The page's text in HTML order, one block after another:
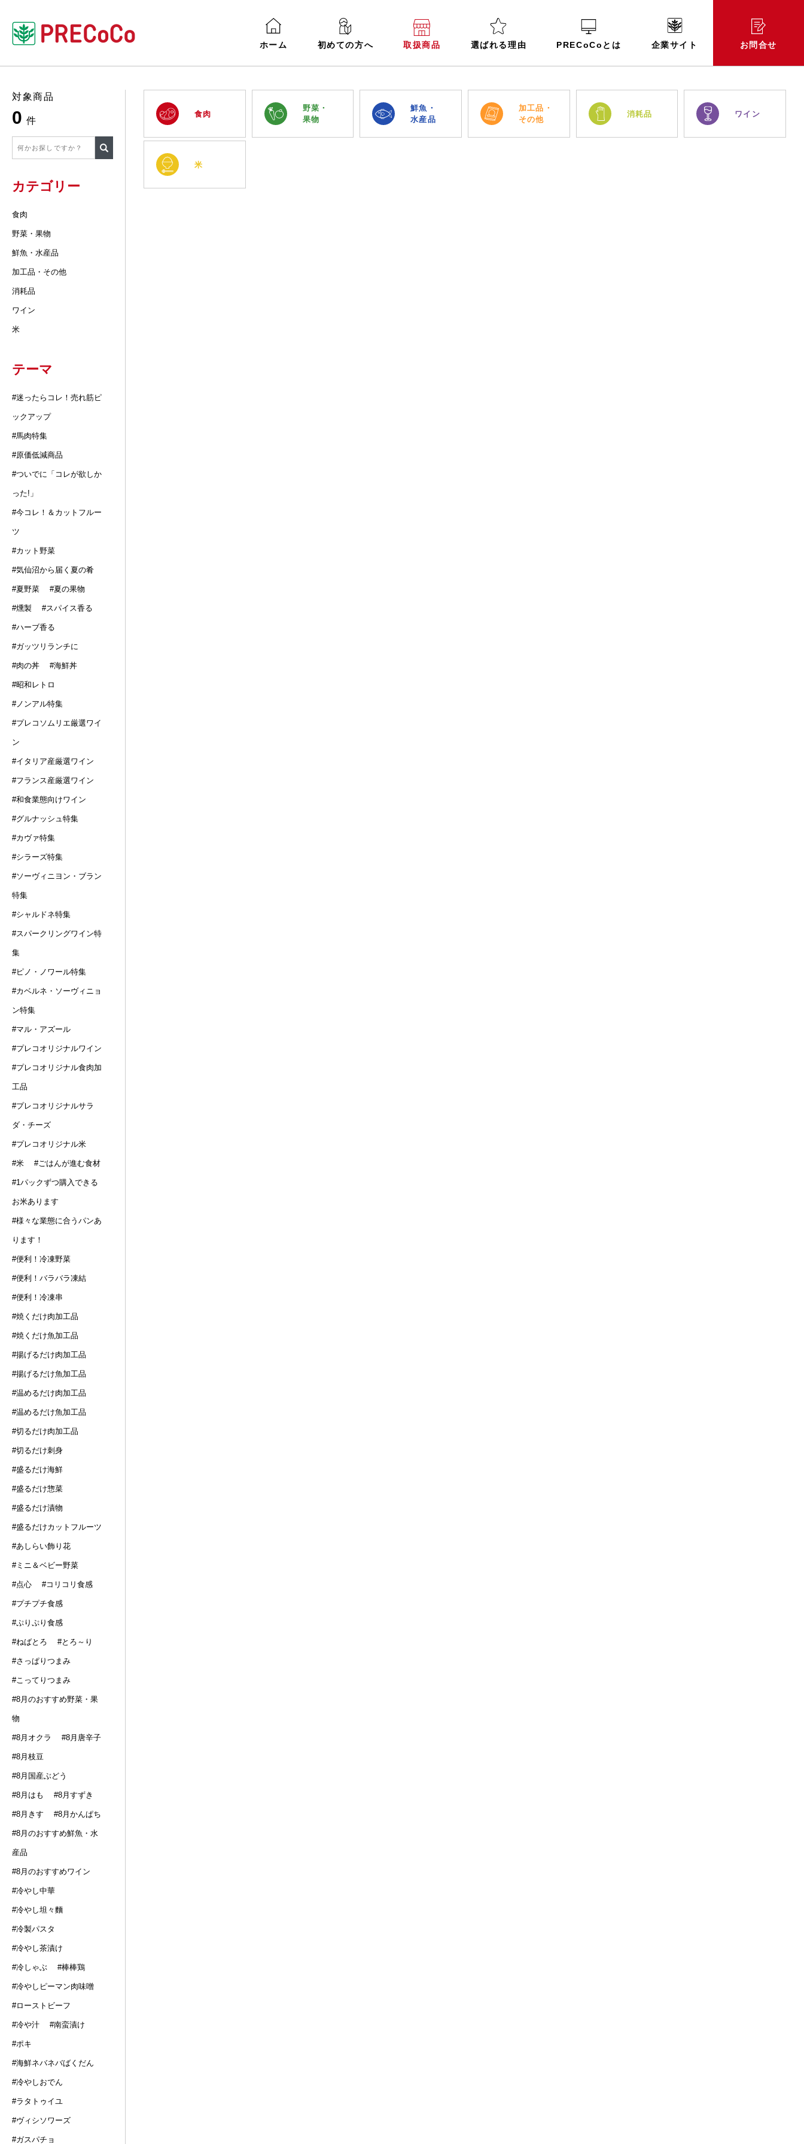
ホーム 初めての方へ 取扱商品 選ばれる理由 PRECoCoとは 企業サイト お問合せ
対象商品
0 件
カテゴリー
食肉
野菜・果物
鮮魚・水産品
加工品・その他
消耗品
ワイン
米
テーマ
#迷ったらコレ！売れ筋ピ
ックアップ
#馬肉特集
#原価低減商品
#ついでに「コレが欲しか
った!」
#今コレ！＆カットフルー
ツ
#カット野菜
#気仙沼から届く夏の肴
#夏野菜 #夏の果物
#燻製 #スパイス香る
#ハーブ香る
#ガッツリランチに
#肉の丼 #海鮮丼
#昭和レトロ
#ノンアル特集
#プレコソムリエ厳選ワイ
ン
#イタリア産厳選ワイン
#フランス産厳選ワイン
#和食業態向けワイン
#グルナッシュ特集
#カヴァ特集
#シラーズ特集
#ソーヴィニヨン・ブラン
特集
#シャルドネ特集
#スパークリングワイン特
集
#ピノ・ノワール特集
#カベルネ・ソーヴィニョ
ン特集
#マル・アズール
#プレコオリジナルワイン
#プレコオリジナル食肉加
工品
#プレコオリジナルサラ
ダ・チーズ
#プレコオリジナル米
#米 #ごはんが進む食材
#1パックずつ購入できる
お米あります
#様々な業態に合うパンあ
ります！
#便利！冷凍野菜
#便利！バラバラ凍結
#便利！冷凍串
#焼くだけ肉加工品
#焼くだけ魚加工品
#揚げるだけ肉加工品
#揚げるだけ魚加工品
#温めるだけ肉加工品
#温めるだけ魚加工品
#切るだけ肉加工品
#切るだけ刺身
#盛るだけ海鮮
#盛るだけ惣菜
#盛るだけ漬物
#盛るだけカットフルーツ
#あしらい飾り花
#ミニ＆ベビー野菜
#点心 #コリコリ食感
#プチプチ食感
#ぷりぷり食感
#ねばとろ #とろ～り
#さっぱりつまみ
#こってりつまみ
#8月のおすすめ野菜・果
物
#8月オクラ #8月唐辛子
#8月枝豆
#8月国産ぶどう
#8月はも #8月すずき
#8月きす #8月かんぱち
#8月のおすすめ鮮魚・水
産品
#8月のおすすめワイン
#冷やし中華
#冷やし坦々麵
#冷製パスタ
#冷やし茶漬け
#冷しゃぶ #棒棒鶏
#冷やしピーマン肉味噌
#ローストビーフ
#冷や汁 #南蛮漬け
#ポキ
#海鮮ネバネバばくだん
#冷やしおでん
#ラタトゥイユ
#ヴィシソワーズ
#ガスパチョ
食肉
野菜・
果物
鮮魚・
水産品
加工品・
その他
消耗品 ワイン
米